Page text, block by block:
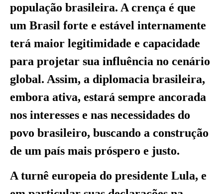
população brasileira. A crença é que
um Brasil forte e estável internamente
terá maior legitimidade e capacidade
para projetar sua influência no cenário
global. Assim, a diplomacia brasileira,
embora ativa, estará sempre ancorada
nos interesses e nas necessidades do
povo brasileiro, buscando a construção
de um país mais próspero e justo.
A turnê europeia do presidente Lula, e